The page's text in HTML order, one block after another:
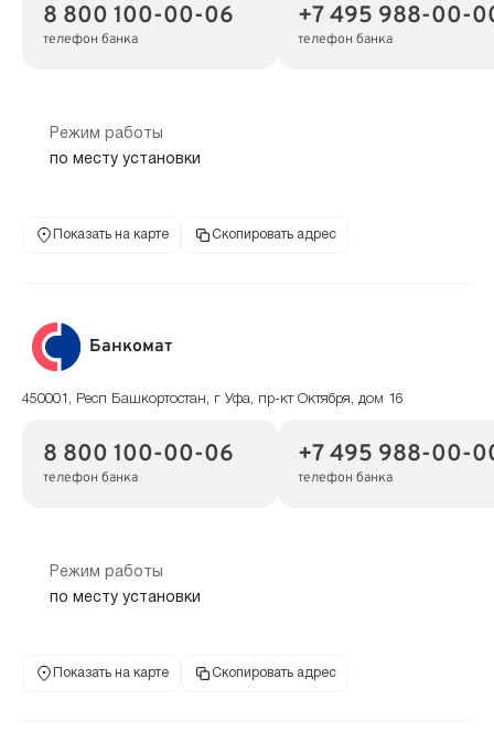
8 800 100-00-06
телефон банка
+7 495 988-00-
телефон банка
Режим работы
по месту установки
Показать на карте Скопировать адрес
Банкомат
450001, Респ Башкортостан, г Уфа, пр-кт Октября, дом 16
8 800 100-00-06
телефон банка
+7 495 988-00-
телефон банка
Режим работы
по месту установки
Показать на карте Скопировать адрес